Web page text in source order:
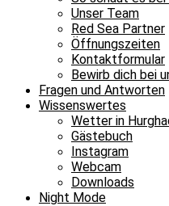
Unser Team
Red Sea Partner
Öffnungszeiten
Kontaktformular
Bewirb dich bei
Fragen und Antworten
Wissenswertes
Wetter in
Gästebuch
Instagram
Webcam
Downloads
Night Mode